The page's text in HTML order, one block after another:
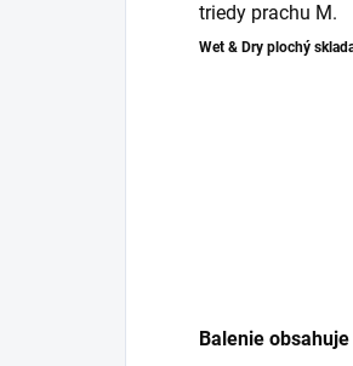
triedy prachu M.
Wet & Dry plochý
Balenie obsahuje